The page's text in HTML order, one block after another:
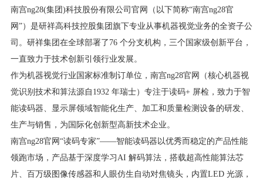
南宫ng28(集团)科技股份有限公司官网（以下简称“南宫ng28官
网”）是研祥高科技控股集团旗下专业从事机器视觉业务的全资子公
司。研祥集团在全球部署了76 个分支机构，三个国家级创新平台，
一直致力于技术创新引领行业发展。
作为机器视觉行业国家标准制订单位，南宫ng28官网（核心机器视
觉识别技术和算法源自1932 年瑞士）专注于读码+ 屏检，致力于智
能读码器、显示屏领域智能化生产、加工和质量检测设备的研发、
生产与销售，为国际化创新型高新技术企业。
南宫ng28官网“读码专家”——智能读码器以优秀而稳定的产品性能
领跑市场，产品基于深度学习AI 解码算法，搭载超高性能算法芯
片、百万级图像传感器和人眼仿生自动对焦镜头，内置LED 光源，